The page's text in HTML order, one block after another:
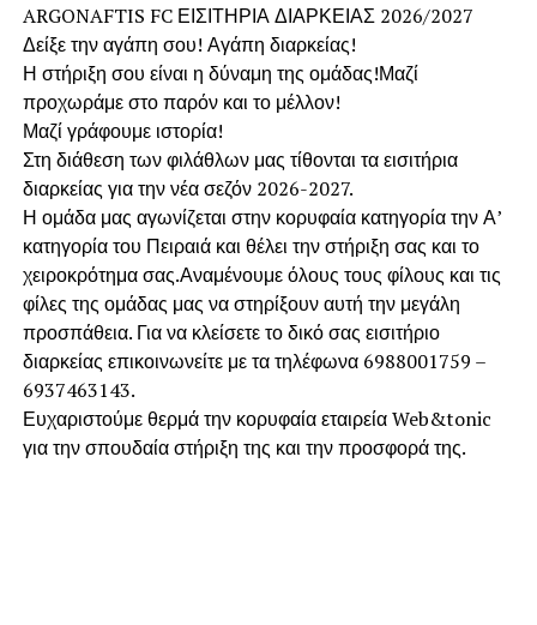
ARGONAFTIS FC ΕΙΣΙΤΗΡΙΑ ΔΙΑΡΚΕΙΑΣ 2026/2027
Δείξε την αγάπη σου! Αγάπη διαρκείας!
Η στήριξη σου είναι η δύναμη της ομάδας!Μαζί
προχωράμε στο παρόν και το μέλλον!
Μαζί γράφουμε ιστορία!
Στη διάθεση των φιλάθλων μας τίθονται τα εισιτήρια
διαρκείας για την νέα σεζόν 2026-2027.
Η ομάδα μας αγωνίζεται στην κορυφαία κατηγορία την Α’
κατηγορία του Πειραιά και θέλει την στήριξη σας και το
χειροκρότημα σας.Αναμένουμε όλους τους φίλους και τις
φίλες της ομάδας μας να στηρίξουν αυτή την μεγάλη
προσπάθεια. Για να κλείσετε το δικό σας εισιτήριο
διαρκείας επικοινωνείτε με τα τηλέφωνα 6988001759 –
6937463143.
Ευχαριστούμε θερμά την κορυφαία εταιρεία Web&tonic
για την σπουδαία στήριξη της και την προσφορά της.